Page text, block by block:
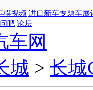
模视频 进口新车专题车展
问吧 论坛
车网
城 > 长城